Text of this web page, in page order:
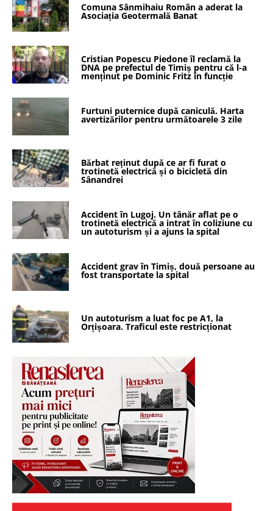
Comuna Sânmihaiu Român a aderat la
Asociația Geotermală Banat
Cristian Popescu Piedone îl reclamă la
DNA pe prefectul de Timiș pentru că l-a
menținut pe Dominic Fritz în funcție
Furtuni puternice după caniculă. Harta
avertizărilor pentru următoarele 3 zile
Bărbat reținut după ce ar fi furat o
trotinetă electrică și o bicicletă din
Sânandrei
Accident în Lugoj. Un tânăr aflat pe o
trotinetă electrică a intrat în coliziune cu
un autoturism și a ajuns la spital
Accident grav în Timiș, două persoane au
fost transportate la spital
Un autoturism a luat foc pe A1, la
Orțișoara. Traficul este restricționat